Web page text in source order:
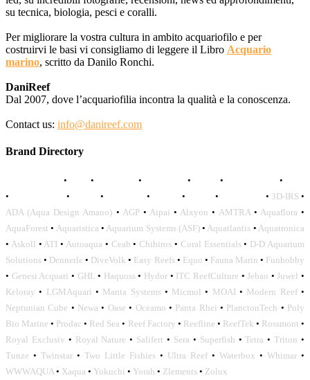
su tecnica, biologia, pesci e coralli.
Per migliorare la vostra cultura in ambito acquariofilo e per
costruirvi le basi vi consigliamo di leggere il Libro Acquario
marino, scritto da Danilo Ronchi.
DaniReef
Dal 2007, dove l’acquariofilia incontra la qualità e la conoscenza.
Contact us: info@danireef.com
Brand Directory
• • • • • •
•
• • • • • • 3D-IRS •
ADA (Aqua Design Amano) • AGP• Aipai • Alxyon • AMTRA• Aquaflora •
AquaForest • Aquaristica • Aquarium Systems (ASF)• Aquatlantis • Aquatronica
• Askoll • ATI • Autoaqua • Ceab • Chihiros • Coral Essentials• D-D Aquarium
Solutions • Dennerle • DiveVolk • Easy Reefs• Equo • Fauna Marin • Funhobby
• Genesi Acquari • GHL • Haquoss• Hydor • ITC ReefCulture •Jebao •Juwel •
Keloray • LGMAquari • Manta Systems• Micmol • MOAI • Modern Reef•
Neptunian Cube • Newa • Oase • Oceamo • Panta Rhei • PlanctonTech • Poly
Bio Marine • Prodac • Red Sea • Reef Factory • Reefline • ReefTek • Rossmont •
Royal Exclusiv • Royal Nature • Salifert • Sera • Superfish •Tetra •Triton •
Tunze • Twinstar • Two Little Fishies • Ultra Reef • Waterbox • Whimar •
WWWAQUA• Xaqua • Yokuchi • Yorah • Zlements • Zolux